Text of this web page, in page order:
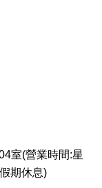
室(營業時間:星
期休息)